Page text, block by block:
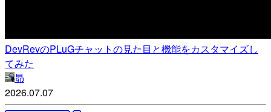
DevRevのPLuGチャットの見た目と機能をカスタマイズし
てみた
昴
2026.07.07